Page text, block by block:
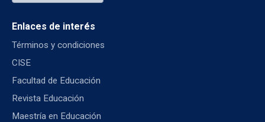
Enlaces de interés
Términos y condiciones
CISE
Facultad de Educación
Revista Educación
Maestría en Educación